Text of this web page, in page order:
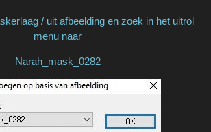
/ uit afbeelding en zoek in het uitrol
menu naar
Narah_mask_0282